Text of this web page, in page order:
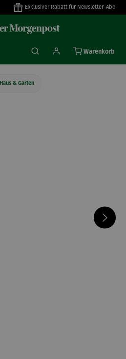
Exklusiver Rabatt für Newsletter-Abo
Warenkorb
Haus & Garten